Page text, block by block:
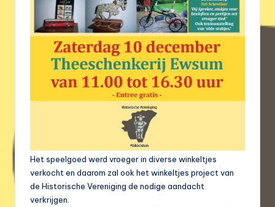
Het speelgoed werd vroeger in diverse winkeltjes
verkocht en daarom zal ook het winkeltjes project van
de Historische Vereniging de nodige aandacht
verkrijgen.